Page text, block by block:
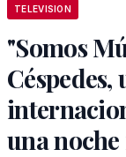
TELEVISION
"Somos
una